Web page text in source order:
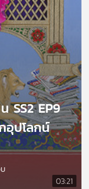
03:21
SS2 EP9
อุปโลกน์